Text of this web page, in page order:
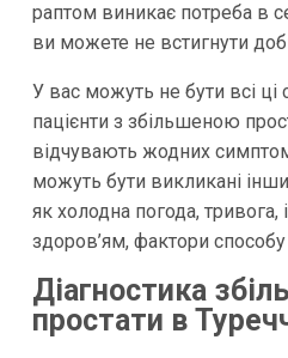
раптом виникає потреба в
ви можете не встигнути
У вас можуть не бути всі ці
пацієнти з збільшеною
відчувають жодних
можуть бути викликані
як холодна погода, тривога,
здоров’ям, фактори способу
Діагностика
простати в